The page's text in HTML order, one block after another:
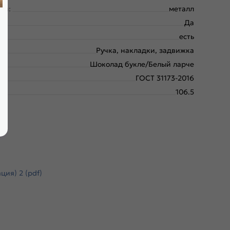
металл
Да
есть
Ручка, накладки, задвижка
Шоколад букле/Белый ларче
ГОСТ 31173-2016
106.5
2 (pdf)